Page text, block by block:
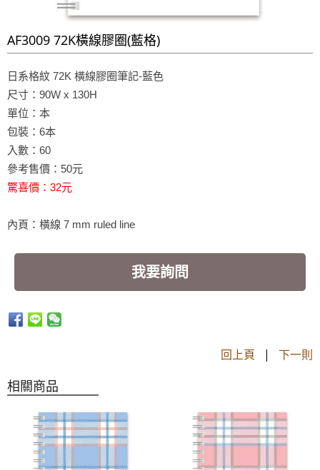
AF3009 72K橫線膠圈(藍格)
日系格紋 72K 橫線膠圈筆記-藍色
尺寸：90W x 130H
單位：本
包裝：6本
入數：60
參考售價：50元
驚喜價：32元
內頁：橫線 7 mm ruled line
我要詢問
回上頁 | 下一則
相關商品